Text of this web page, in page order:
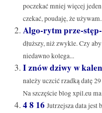
poczekać mniej więcej
czekać, poudaję, że
Algo-rytm prze-
dłuższy, niż zwykle. Czy
niedawno kolega...
I znów dziwy w
należy uczcić rzadką datę
Na szczęście blog xpil.eu
4 8 16 Jutrzejsza data jest